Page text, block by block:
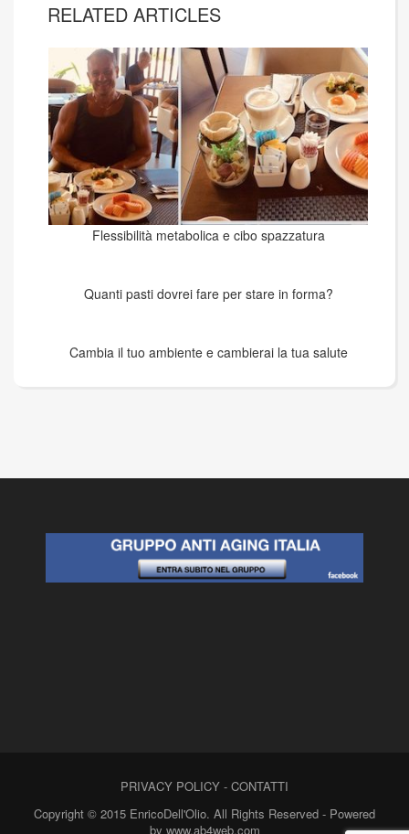
RELATED ARTICLES
Flessibilità metabolica e cibo spazzatura
Quanti pasti dovrei fare per stare in forma?
Cambia il tuo ambiente e cambierai la tua salute
PRIVACY POLICY - CONTATTI
Copyright © 2015 EnricoDell'Olio. All Rights Reserved - Powered
by www.ab4web.com